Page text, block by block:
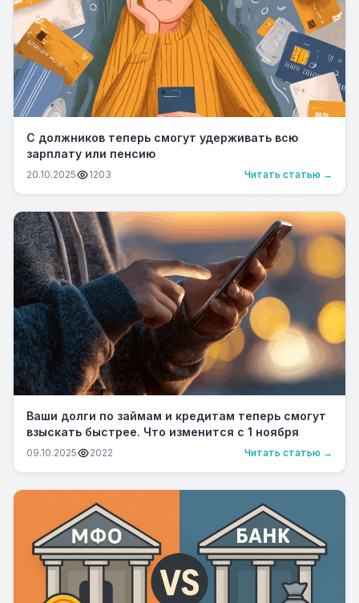
С должников теперь смогут удерживать всю
зарплату или пенсию
20.10.2025 1203 Читать статью →
Ваши долги по займам и кредитам теперь смогут
взыскать быстрее. Что изменится с 1 ноября
09.10.2025 2022 Читать статью →